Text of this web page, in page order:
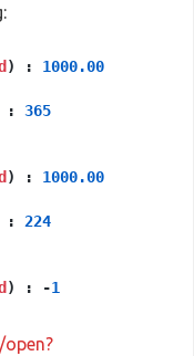
) : 1000.00
: 365
) : 1000.00
: 224
) : -1